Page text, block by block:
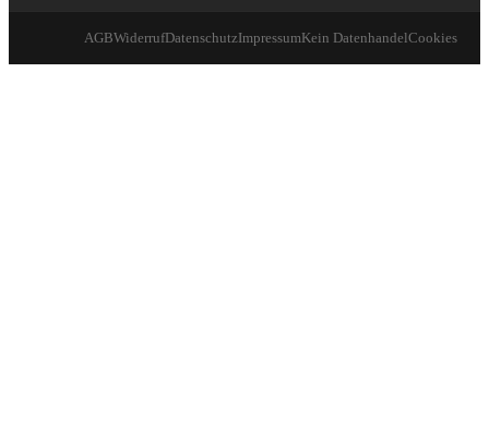
AGBWiderrufDatenschutzImpressumKein DatenhandelCookies